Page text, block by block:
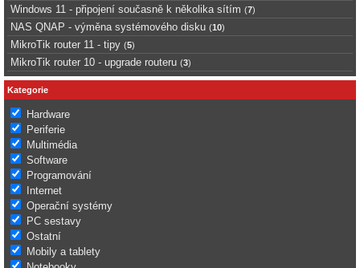
Windows 11 - připojení současně k několika sítím (7)
NAS QNAP - výměna systémového disku (10)
MikroTik router 11 - tipy (5)
MikroTik router 10 - upgrade routeru (3)
Kategorie
Hardware
Periferie
Multimédia
Software
Programování
Internet
Operační systémy
PC sestavy
Ostatní
Mobily a tablety